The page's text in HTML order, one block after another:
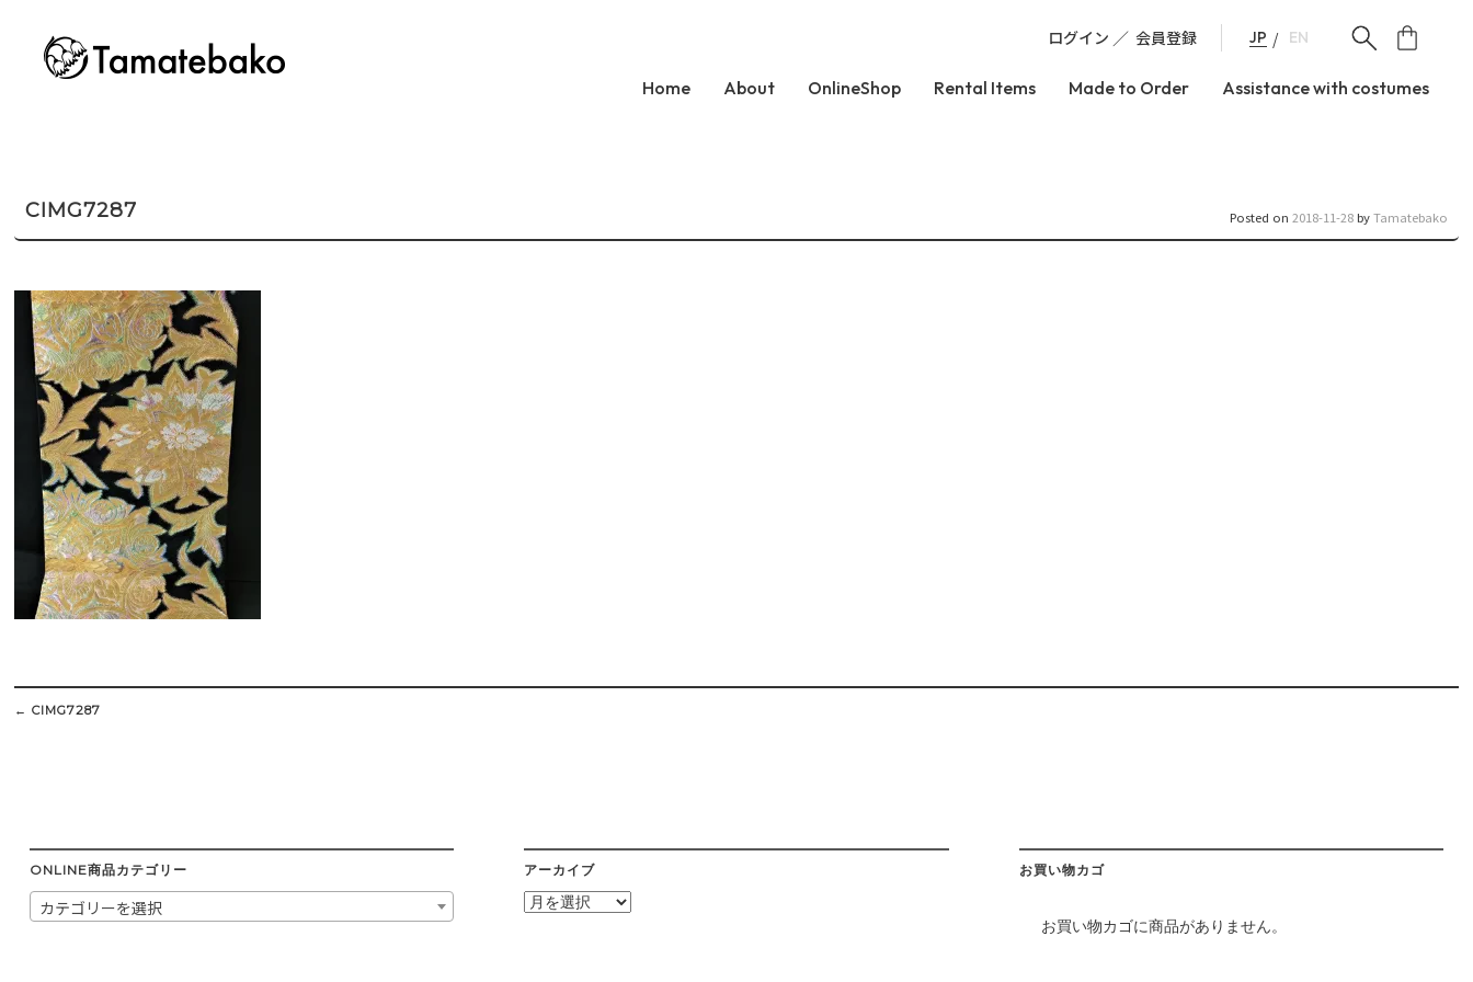
ログイン 会員登録 JP EN
Home About OnlineShop Rental Items Made to Order Assistance with costumes
CIMG7287 Posted on 2018-11-28byTamatebako
Post
navigation
← CIMG7287
ONLINE商品カテゴリー
カテゴリーを選択
アーカイブ
ア
ー
お買い物カゴ
お買い物カゴに商品がありません。